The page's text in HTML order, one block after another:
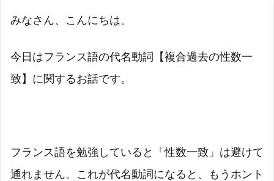
みなさん、こんにちは。
今日はフランス語の代名動詞【複合過去の性数一
致】に関するお話です。
フランス語を勉強していると「性数一致」は避けて
通れません。これが代名動詞になると、もうホント